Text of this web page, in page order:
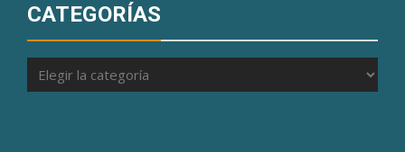
CATEGORÍAS
Categorías